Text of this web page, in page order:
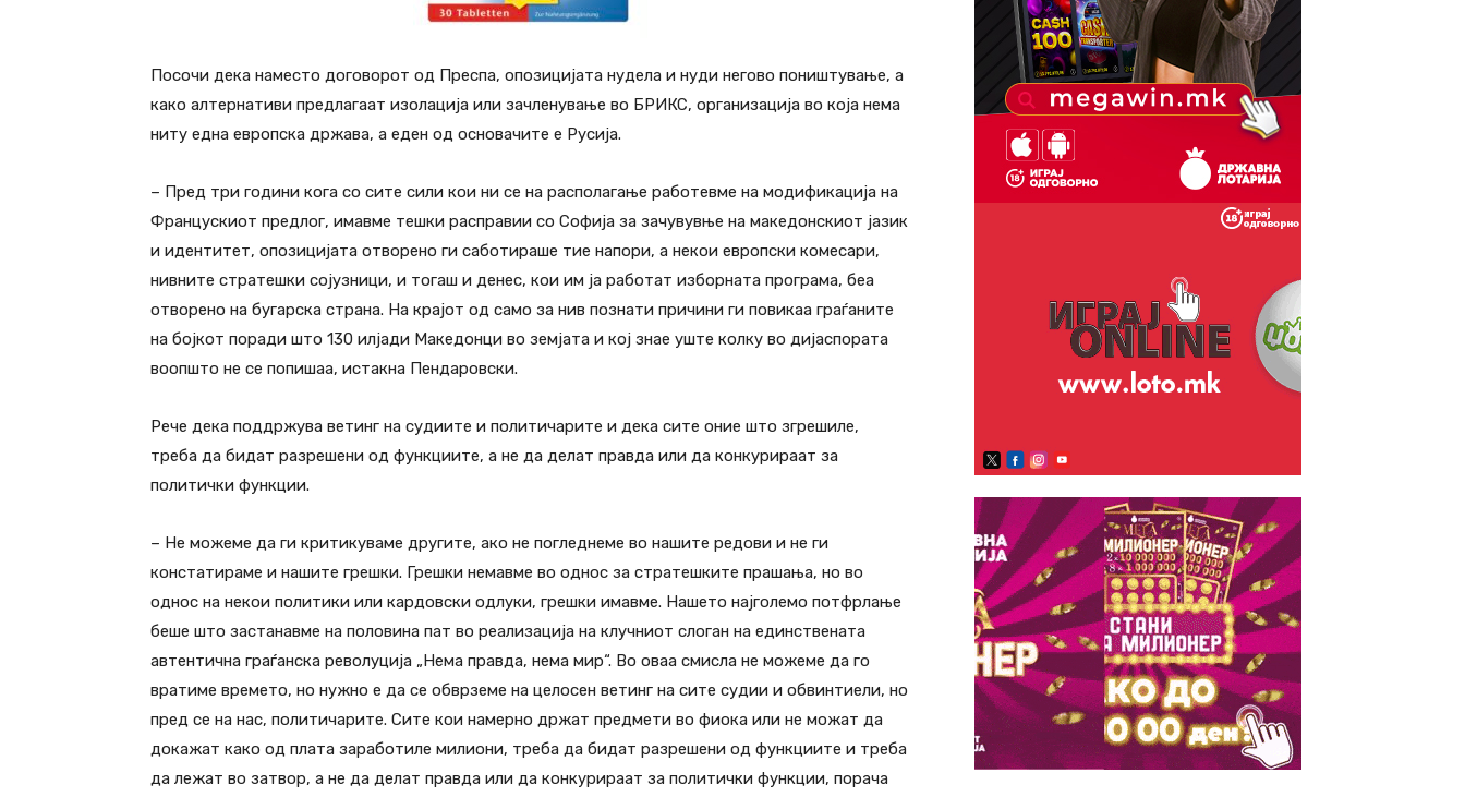
Посочи дека наместо договорот од Преспа, опозицијата нудела и нуди негово поништување, а
како алтернативи предлагаат изолација или зачленување во БРИКС, организација во која нема
ниту една европска држава, а еден од основачите е Русија.
– Пред три години кога со сите сили кои ни се на располагање работевме на модификација на
Францускиот предлог, имавме тешки расправии со Софија за зачувувње на македонскиот јазик
и идентитет, опозицијата отворено ги саботираше тие напори, а некои европски комесари,
нивните стратешки сојузници, и тогаш и денес, кои им ја работат изборната програма, беа
отворено на бугарска страна. На крајот од само за нив познати причини ги повикаа граѓаните
на бојкот поради што 130 илјади Македонци во земјата и кој знае уште колку во дијаспората
воопшто не се попишаа, истакна Пендаровски.
Рече дека поддржува ветинг на судиите и политичарите и дека сите оние што згрешиле,
треба да бидат разрешени од функциите, а не да делат правда или да конкурираат за
политички функции.
– Не можеме да ги критикуваме другите, ако не погледнеме во нашите редови и не ги
констатираме и нашите грешки. Грешки немавме во однос за стратешките прашања, но во
однос на некои политики или кардовски одлуки, грешки имавме. Нашето најголемо потфрлање
беше што застанавме на половина пат во реализација на клучниот слоган на единствената
автентична граѓанска револуција „Нема правда, нема мир“. Во оваа смисла не можеме да го
вратиме времето, но нужно е да се обврземе на целосен ветинг на сите судии и обвинтиели, но
пред се на нас, политичарите. Сите кои намерно држат предмети во фиока или не можат да
докажат како од плата заработиле милиони, треба да бидат разрешени од функциите и треба
да лежат во затвор, а не да делат правда или да конкурираат за политички функции, порача